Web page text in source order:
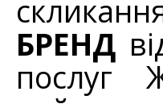
БРЕНД
послуг